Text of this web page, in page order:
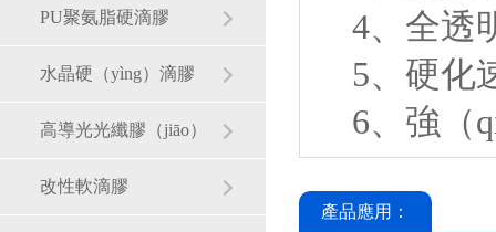
PU聚氨脂硬滴膠
水晶硬（yìng）滴膠
高導光光纖膠（jiāo）
改性軟滴膠
4、全透
5、硬化
6、強（
產品應用：